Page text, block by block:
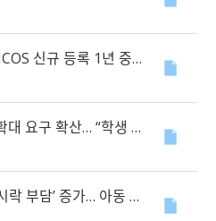
호주, 유학생 대상 VET·ELICOS 신규 등록 1년 중단…교육 품질 관리 강화
산… “학생 건강·학습에 필수”
증가… 아동 빈곤 우려 확산